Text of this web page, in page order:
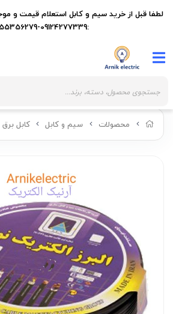
محصولات سیم و کابل کابل
لطفا قبل از خرید سیم و کابل استعلام قیمت و
:09124277339-02155356279